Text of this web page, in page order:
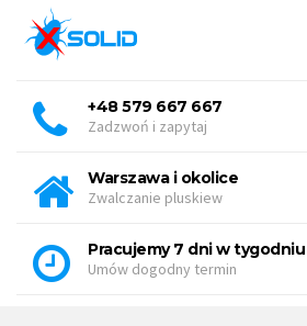
+48 579 667 667
Zadzwoń i zapytaj
Warszawa i okolice
Zwalczanie pluskiew
Pracujemy 7 dni w tygodniu
Umów dogodny termin